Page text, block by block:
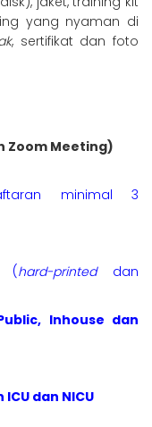
yang nyaman di
, sertifikat dan foto
Meeting)
minimal 3
(hard-printeddan
Inhouse dan
dan NICU